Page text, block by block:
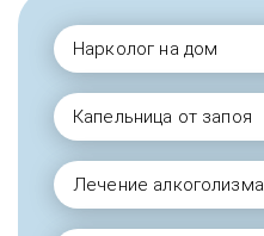
Нарколог на дом
Капельница от запоя
Лечение алкоголизма